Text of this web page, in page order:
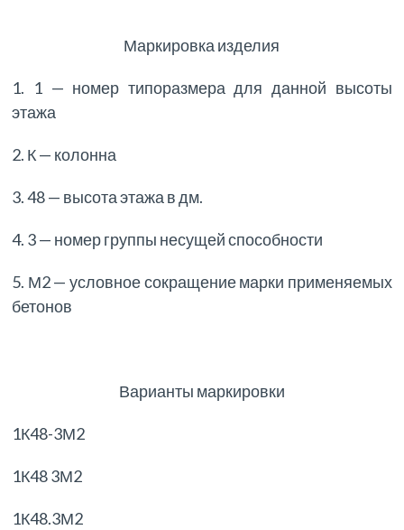
Маркировка изделия
1. 1 — номер типоразмера для данной высоты
этажа
2. К — колонна
3. 48 — высота этажа в дм.
4. 3 — номер группы несущей способности
5. М2 — условное сокращение марки применяемых
бетонов
Варианты маркировки
1К48-3М2
1К48 3М2
1К48.3М2